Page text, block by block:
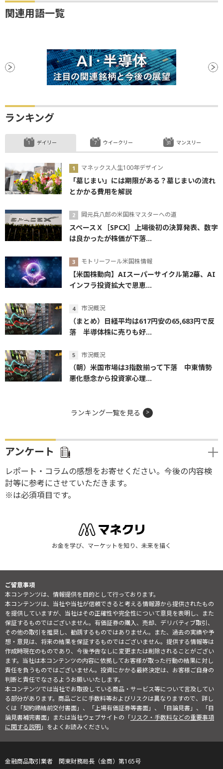
関連用語一覧
ランキング
デイリー
マネックス人生100年デザイン
「墓じまい」には期限がある？墓じまいの流れ
とかかる費用を解説
岡元兵八郎の米国株マスターへの道
スペースＸ［SPCX］上場後初の決算発表、数字
は良かったが株価が下落...
モトリーフール米国株情報
【米国株動向】AIスーパーサイクル第2幕、AI
インフラ投資拡大で恩恵...
市況概況
（まとめ）日経平均は617円安の65,683円で反
落 半導体株に売りも好...
市況概況
（朝）米国市場は3指数揃って下落 中東情勢
悪化懸念から投資家心理...
ウイークリー マンスリー
ランキング一覧を見る
アンケート
レポート・コラムの感想をお寄せください。今後の内容検
討等に参考にさせていただきます。
※は必須項目です。
お金を学び、マーケットを知り、未来を描く
ご留意事項
本コンテンツは、情報提供を目的として行っております。
本コンテンツは、当社や当社が信頼できると考える情報源から提供されたもの
を提供していますが、当社はその正確性や完全性について意見を表明し、また
保証するものではございません。有価証券の購入、売却、デリバティブ取引、
その他の取引を推奨し、勧誘するものではありません。また、過去の実績や予
想・意見は、将来の結果を保証するものではございません。提供する情報等は
作成時現在のものであり、今後予告なしに変更または削除されることがござい
ます。当社は本コンテンツの内容に依拠してお客様が取った行動の結果に対し
責任を負うものではございません。投資にかかる最終決定は、お客様ご自身の
判断と責任でなさるようお願いいたします。
本コンテンツでは当社でお取扱している商品・サービス等について言及してい
る部分があります。商品ごとに手数料等およびリスクは異なりますので、詳し
くは「契約締結前交付書面」、「上場有価証券等書面」、「目論見書」、「目
論見書補完書面」または当社ウェブサイトの「リスク・手数料などの重要事項
に関する説明」をよくお読みください。
金融商品取引業者 関東財務局長（金商）第165号